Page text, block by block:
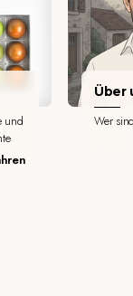
und
Über
Wer